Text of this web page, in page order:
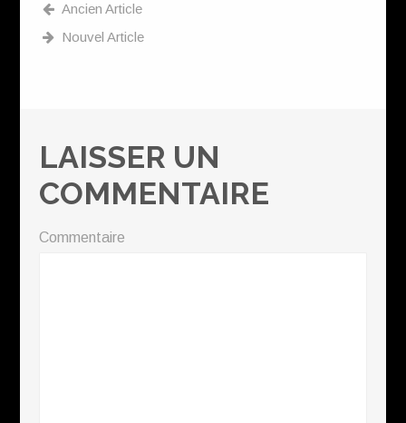
Ancien Article
Nouvel Article
LAISSER UN
COMMENTAIRE
Commentaire